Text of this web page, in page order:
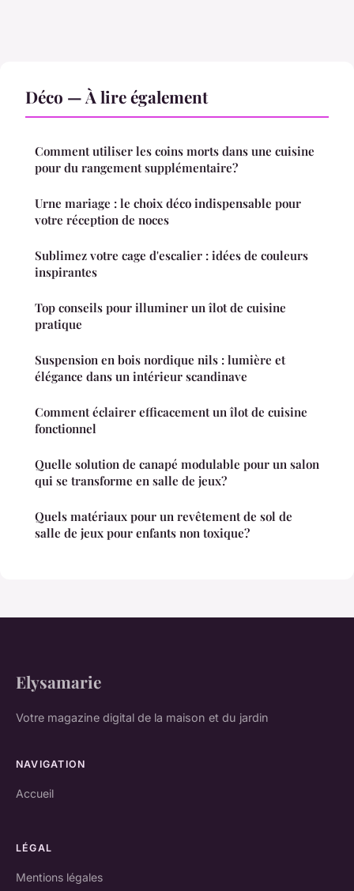
Déco — À lire également
Comment utiliser les coins morts dans une cuisine
pour du rangement supplémentaire?
Urne mariage : le choix déco indispensable pour
votre réception de noces
Sublimez votre cage d'escalier : idées de couleurs
inspirantes
Top conseils pour illuminer un îlot de cuisine
pratique
Suspension en bois nordique nils : lumière et
élégance dans un intérieur scandinave
Comment éclairer efficacement un îlot de cuisine
fonctionnel
Quelle solution de canapé modulable pour un salon
qui se transforme en salle de jeux?
Quels matériaux pour un revêtement de sol de
salle de jeux pour enfants non toxique?
Elysamarie
Votre magazine digital de la maison et du jardin
NAVIGATION
Accueil
LÉGAL
Mentions légales